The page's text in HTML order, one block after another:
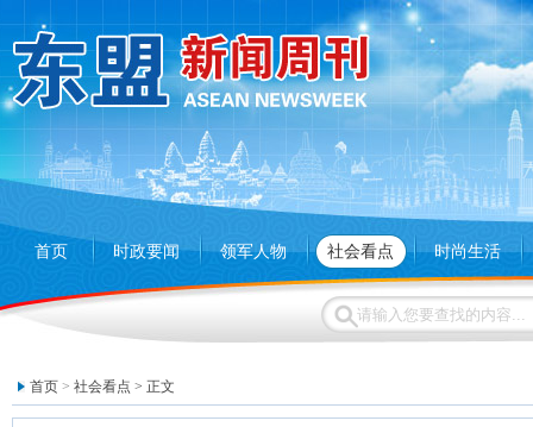
首页 时政要闻 领军人物 社会看点 时尚生活
首页 > 社会看点 > 正文